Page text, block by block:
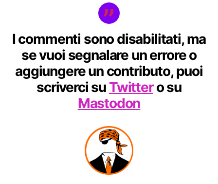
I commenti sono disabilitati, ma
se vuoi segnalare un errore o
aggiungere un contributo, puoi
scriverci su Twittero su
Mastodon